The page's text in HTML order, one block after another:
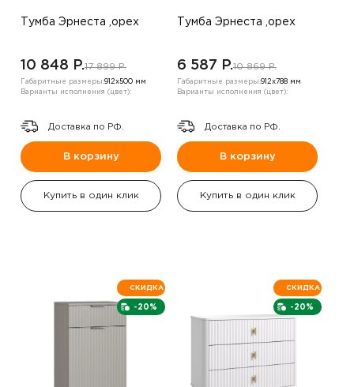
Тумба Эрнеста ,орех
10 848 P.17 899 P.
Габаритные размеры:912х500 мм
Варианты исполнения (цвет):
Доставка по РФ.
В корзину
Купить в один клик
Тумба Эрнеста ,орех
6 587 P.10 869 P.
Габаритные размеры:912х788 мм
Варианты исполнения (цвет):
Доставка по РФ.
В корзину
Купить в один клик
-20%
СКИДКА
-20%
СКИДКА